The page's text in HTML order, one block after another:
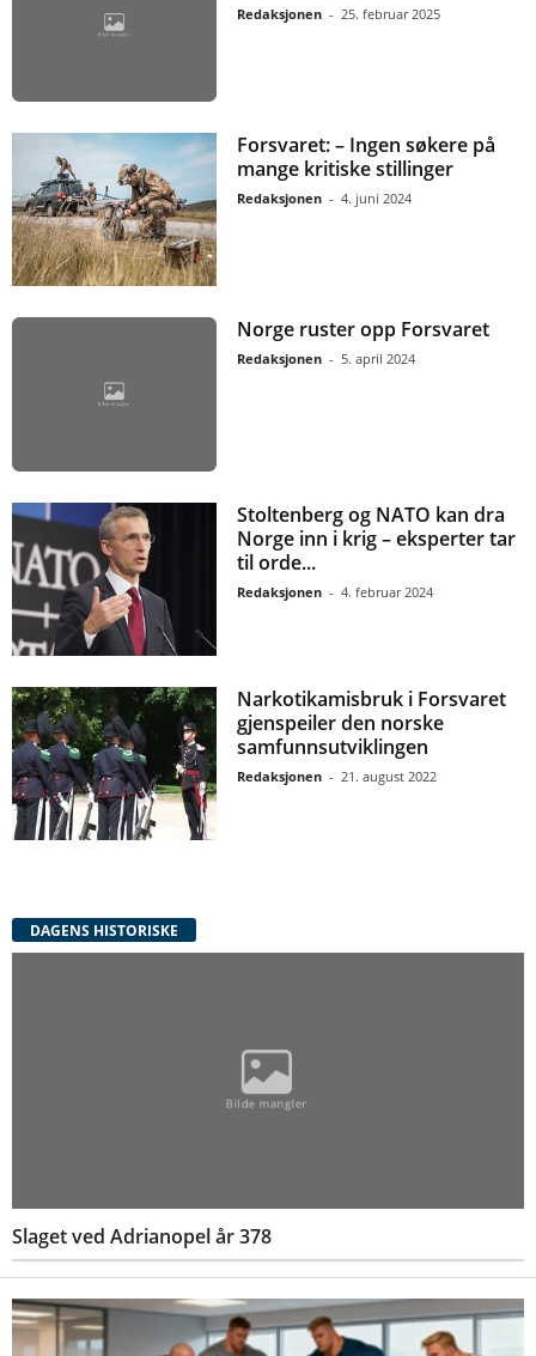
Redaksjonen - 25. februar 2025
Forsvaret: – Ingen søkere på
mange kritiske stillinger
Redaksjonen - 4. juni 2024
Norge ruster opp Forsvaret
Redaksjonen - 5. april 2024
Stoltenberg og NATO kan dra
Norge inn i krig – eksperter tar
til orde...
Redaksjonen - 4. februar 2024
Narkotikamisbruk i Forsvaret
gjenspeiler den norske
samfunnsutviklingen
Redaksjonen - 21. august 2022
DAGENS HISTORISKE
Slaget ved Adrianopel år 378